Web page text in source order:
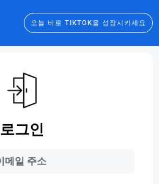
오늘 바로 TIKTOK을 성장시키세요
로그인